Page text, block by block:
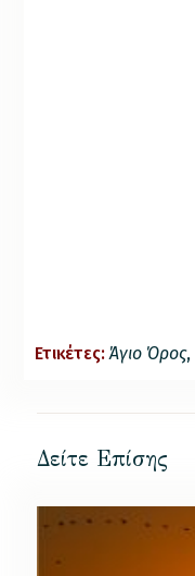
Ετικέτες: Άγιο Όρος,
Δείτε Επίσης